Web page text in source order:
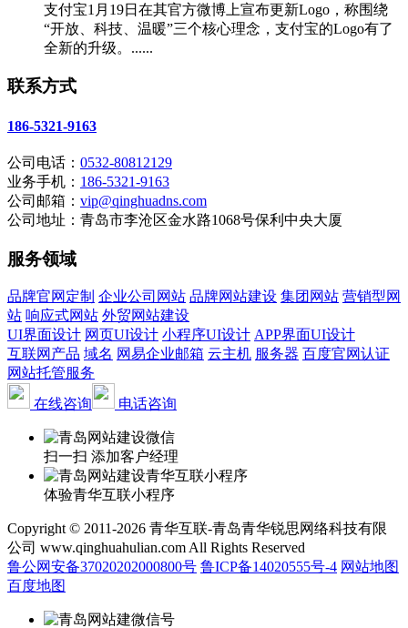
支付宝1月19日在其官方微博上宣布更新Logo，称围绕
“开放、科技、温暖”三个核心理念，支付宝的Logo有了
全新的升级。......
联系方式
186-5321-9163
公司电话： 0532-80812129
业务手机： 186-5321-9163
公司邮箱： vip@qinghuadns.com
公司地址：青岛市李沧区金水路1068号保利中央大厦
服务领域
品牌官网定制 企业公司网站 品牌网站建设 集团网站 营销型网
站 响应式网站 外贸网站建设
UI界面设计 网页UI设计 小程序UI设计 APP界面UI设计
互联网产品 域名 网易企业邮箱 云主机 服务器 百度官网认证
网站托管服务
在线咨询
电话咨询
扫一扫 添加客户经理
体验青华互联小程序
Copyright © 2011-2026 青华互联-青岛青华锐思网络科技有限
公司 www.qinghuahulian.com All Rights Reserved
鲁公网安备37020202000800号 鲁ICP备14020555号-4 网站地图
百度地图